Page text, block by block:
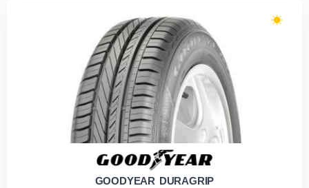
GOODYEAR DURAGRIP